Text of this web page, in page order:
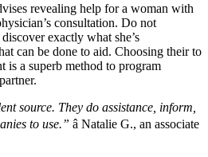
revealing help for a woman with
consultation. Do not
exactly what she’s
can be done to aid. Choosing their to
is a superb method to program
source. They do assistance, inform,
to use.” â Natalie G., an associate